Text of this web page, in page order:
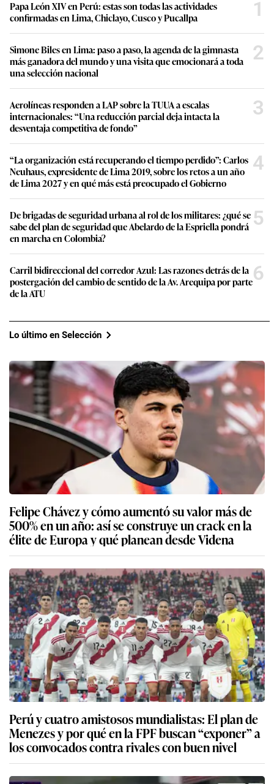
Papa León XIV en Perú: estas son todas las actividades
confirmadas en Lima, Chiclayo, Cusco y Pucallpa
1
Simone Biles en Lima: paso a paso, la agenda de la gimnasta
más ganadora del mundo y una visita que emocionará a toda
una selección nacional
2
Aerolíneas responden a LAP sobre la TUUA a escalas
internacionales: “Una reducción parcial deja intacta la
desventaja competitiva de fondo”
3
“La organización está recuperando el tiempo perdido”: Carlos
Neuhaus, expresidente de Lima 2019, sobre los retos a un año
de Lima 2027 y en qué más está preocupado el Gobierno
4
De brigadas de seguridad urbana al rol de los militares: ¿qué se
sabe del plan de seguridad que Abelardo de la Espriella pondrá
en marcha en Colombia?
5
Carril bidireccional del corredor Azul: Las razones detrás de la
postergación del cambio de sentido de la Av. Arequipa por parte
de la ATU
6
Lo último en Selección
Felipe Chávez y cómo aumentó su valor más de
500% en un año: así se construye un crack en la
élite de Europa y qué planean desde Videna
Perú y cuatro amistosos mundialistas: El plan de
Menezes y por qué en la FPF buscan “exponer” a
los convocados contra rivales con buen nivel